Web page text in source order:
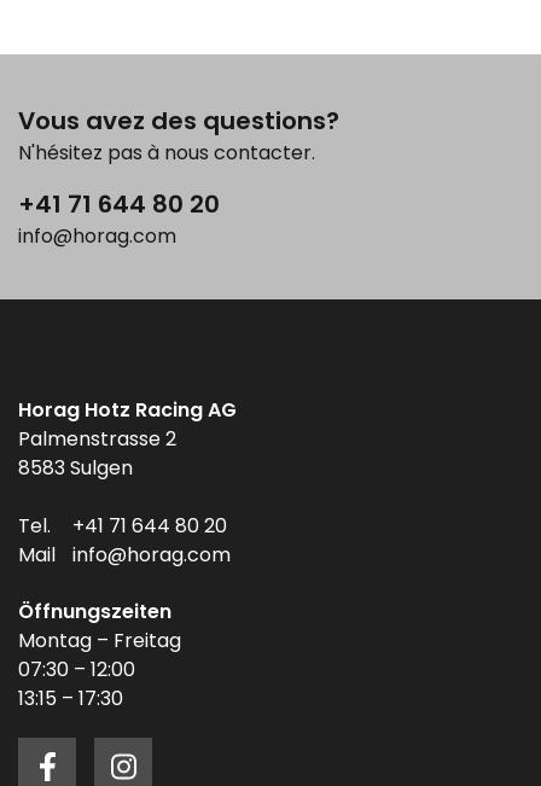
Vous avez des questions?
N'hésitez pas à nous contacter.
+41 71 644 80 20
info@horag.com
Horag Hotz Racing AG
Palmenstrasse 2
8583 Sulgen
Tel.
+41 71 644 80 20
Mail
info@horag.com
Öffnungszeiten
Montag – Freitag
07:30 – 12:00
13:15 – 17:30